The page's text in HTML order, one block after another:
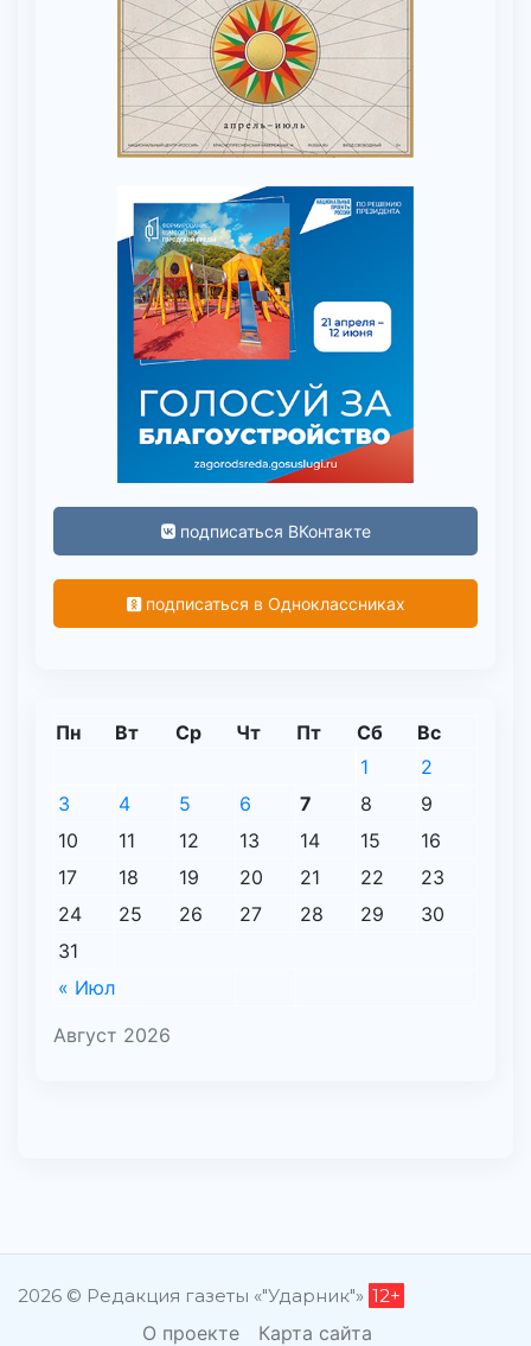
подписаться ВКонтакте
подписаться в Одноклассниках
Август 2026
Пн Вт Ср Чт Пт Сб Вс
« Июл
1
2
3
4 5 6 7 8
9
10
11 12 13 14 15
16
17
18 19 20 21 22
23
24
25 26 27 28 29
30
31
2026 © Редакция газеты «"Ударник"» 12+
О проекте Карта сайта